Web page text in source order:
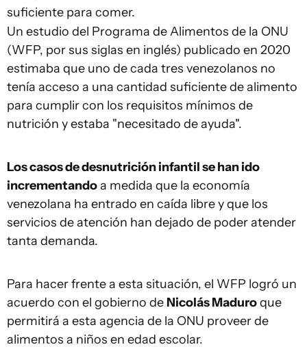
suficiente para comer.
Un estudio del Programa de Alimentos de la ONU
(WFP, por sus siglas en inglés) publicado en 2020
estimaba que uno de cada tres venezolanos no
tenía acceso a una cantidad suficiente de alimento
para cumplir con los requisitos mínimos de
nutrición y estaba "necesitado de ayuda".
Los casos de desnutrición infantil se han ido
incrementandoa medida que la economía
venezolana ha entrado en caída libre y que los
servicios de atención han dejado de poder atender
tanta demanda.
Para hacer frente a esta situación, el WFP logró un
acuerdo con el gobierno de Nicolás Maduroque
permitirá a esta agencia de la ONU proveer de
alimentos a niños en edad escolar.